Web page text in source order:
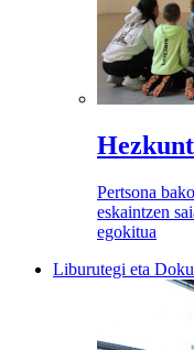
Pertsona
eskaintzen
egokitua
Liburutegi eta